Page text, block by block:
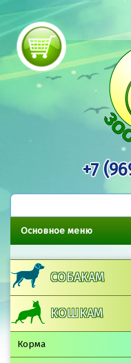
+7
Основное меню
СОБАКАМ
КОШКАМ
Корма